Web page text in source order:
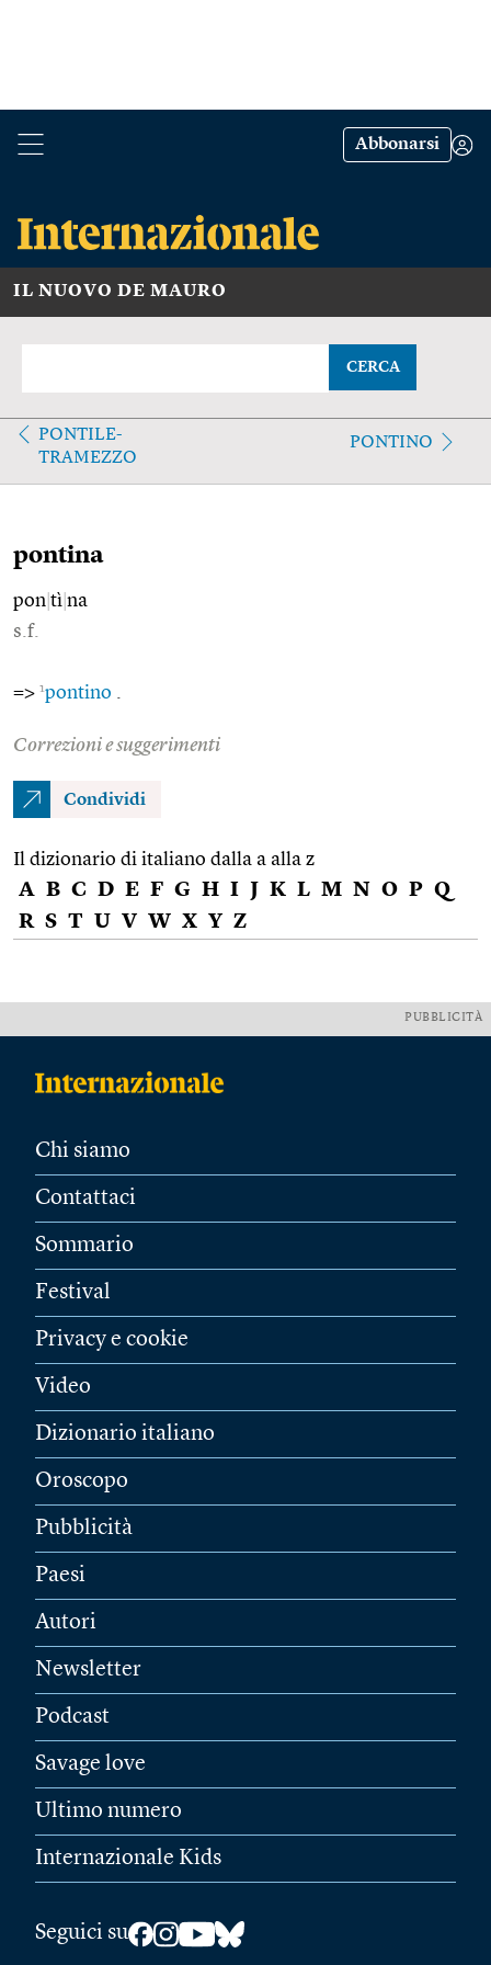
Abbonarsi
IL NUOVO DE MAURO
CERCA
PONTILE-
TRAMEZZO
PONTINO
pontina
pon tì na
s.f.
=> 1pontino
Correzioni e suggerimenti
Condividi
Il dizionario di italiano dalla a alla z
A B C D E F G H I J K L M N O P Q
R S T U V W X Y Z
PUBBLICITÀ
Chi siamo
Contattaci
Sommario
Festival
Privacy e cookie
Video
Dizionario italiano
Oroscopo
Pubblicità
Paesi
Autori
Newsletter
Podcast
Savage love
Ultimo numero
Internazionale Kids
Seguici su